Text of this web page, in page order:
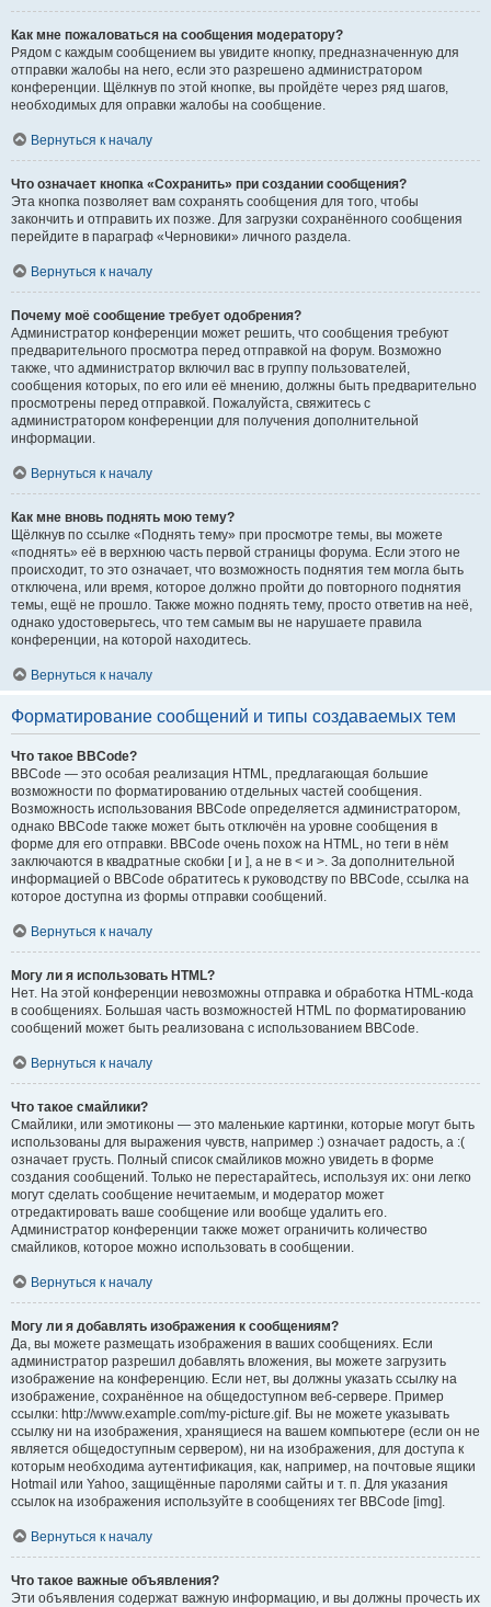
Как мне пожаловаться на сообщения модератору?
Рядом с каждым сообщением вы увидите кнопку, предназначенную для
отправки жалобы на него, если это разрешено администратором
конференции. Щёлкнув по этой кнопке, вы пройдёте через ряд шагов,
необходимых для оправки жалобы на сообщение.
Вернуться к началу
Что означает кнопка «Сохранить» при создании сообщения?
Эта кнопка позволяет вам сохранять сообщения для того, чтобы
закончить и отправить их позже. Для загрузки сохранённого сообщения
перейдите в параграф «Черновики» личного раздела.
Вернуться к началу
Почему моё сообщение требует одобрения?
Администратор конференции может решить, что сообщения требуют
предварительного просмотра перед отправкой на форум. Возможно
также, что администратор включил вас в группу пользователей,
сообщения которых, по его или её мнению, должны быть предварительно
просмотрены перед отправкой. Пожалуйста, свяжитесь с
администратором конференции для получения дополнительной
информации.
Вернуться к началу
Как мне вновь поднять мою тему?
Щёлкнув по ссылке «Поднять тему» при просмотре темы, вы можете
«поднять» её в верхнюю часть первой страницы форума. Если этого не
происходит, то это означает, что возможность поднятия тем могла быть
отключена, или время, которое должно пройти до повторного поднятия
темы, ещё не прошло. Также можно поднять тему, просто ответив на неё,
однако удостоверьтесь, что тем самым вы не нарушаете правила
конференции, на которой находитесь.
Вернуться к началу
Форматирование сообщений и типы создаваемых тем
Что такое BBCode?
BBCode — это особая реализация HTML, предлагающая большие
возможности по форматированию отдельных частей сообщения.
Возможность использования BBCode определяется администратором,
однако BBCode также может быть отключён на уровне сообщения в
форме для его отправки. BBCode очень похож на HTML, но теги в нём
заключаются в квадратные скобки [ и ], а не в < и >. За дополнительной
информацией о BBCode обратитесь к руководству по BBCode, ссылка на
которое доступна из формы отправки сообщений.
Вернуться к началу
Могу ли я использовать HTML?
Нет. На этой конференции невозможны отправка и обработка HTML-кода
в сообщениях. Большая часть возможностей HTML по форматированию
сообщений может быть реализована с использованием BBCode.
Вернуться к началу
Что такое смайлики?
Смайлики, или эмотиконы — это маленькие картинки, которые могут быть
использованы для выражения чувств, например :) означает радость, а :(
означает грусть. Полный список смайликов можно увидеть в форме
создания сообщений. Только не перестарайтесь, используя их: они легко
могут сделать сообщение нечитаемым, и модератор может
отредактировать ваше сообщение или вообще удалить его.
Администратор конференции также может ограничить количество
смайликов, которое можно использовать в сообщении.
Вернуться к началу
Могу ли я добавлять изображения к сообщениям?
Да, вы можете размещать изображения в ваших сообщениях. Если
администратор разрешил добавлять вложения, вы можете загрузить
изображение на конференцию. Если нет, вы должны указать ссылку на
изображение, сохранённое на общедоступном веб-сервере. Пример
ссылки: http://www.example.com/my-picture.gif. Вы не можете указывать
ссылку ни на изображения, хранящиеся на вашем компьютере (если он не
является общедоступным сервером), ни на изображения, для доступа к
которым необходима аутентификация, как, например, на почтовые ящики
Hotmail или Yahoo, защищённые паролями сайты и т. п. Для указания
ссылок на изображения используйте в сообщениях тег BBCode [img].
Вернуться к началу
Что такое важные объявления?
Эти объявления содержат важную информацию, и вы должны прочесть их